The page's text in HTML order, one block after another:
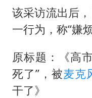
该采访流出后
一行为，称“嫌
原标题：《高
死了”，被麦克
干了》